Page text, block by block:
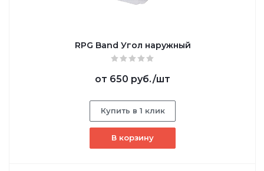
RPG Band Угол наружный
от 650 руб./шт
Купить в 1 клик
В корзину